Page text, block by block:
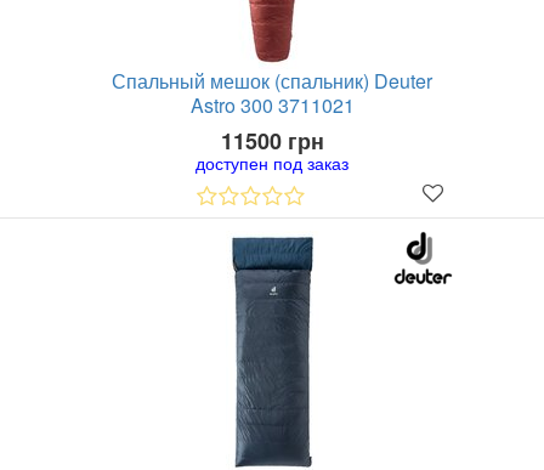
Спальный мешок (спальник) Deuter
Astro 300 3711021
11500 грн
доступен под заказ